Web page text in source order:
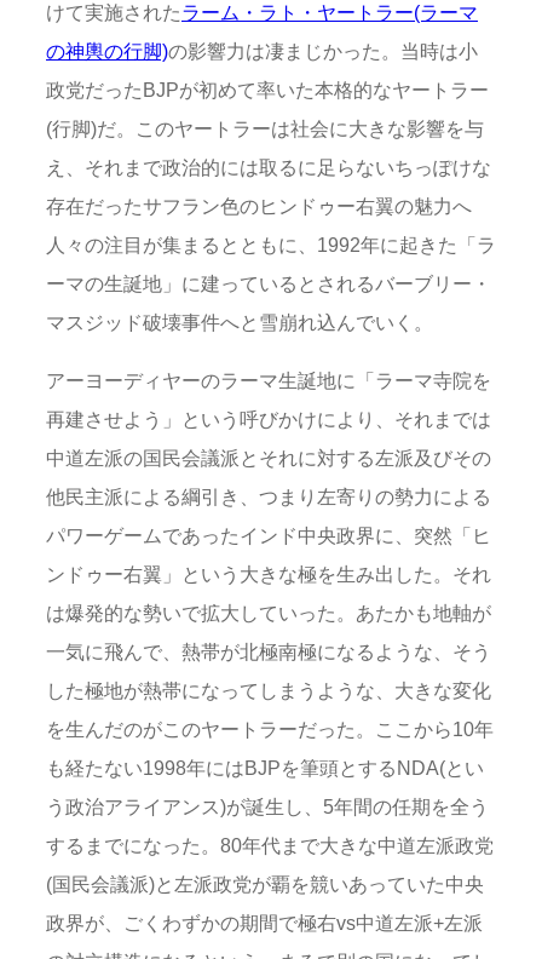
けて実施されたラーム・ラト・ヤートラー(ラーマ
の神輿の行脚)の影響力は凄まじかった。当時は小
政党だったBJPが初めて率いた本格的なヤートラー
(行脚)だ。このヤートラーは社会に大きな影響を与
え、それまで政治的には取るに足らないちっぽけな
存在だったサフラン色のヒンドゥー右翼の魅力へ
人々の注目が集まるとともに、1992年に起きた「ラ
ーマの生誕地」に建っているとされるバーブリー・
マスジッド破壊事件へと雪崩れ込んでいく。
アーヨーディヤーのラーマ生誕地に「ラーマ寺院を
再建させよう」という呼びかけにより、それまでは
中道左派の国民会議派とそれに対する左派及びその
他民主派による綱引き、つまり左寄りの勢力による
パワーゲームであったインド中央政界に、突然「ヒ
ンドゥー右翼」という大きな極を生み出した。それ
は爆発的な勢いで拡大していった。あたかも地軸が
一気に飛んで、熱帯が北極南極になるような、そう
した極地が熱帯になってしまうような、大きな変化
を生んだのがこのヤートラーだった。ここから10年
も経たない1998年にはBJPを筆頭とするNDA(とい
う政治アライアンス)が誕生し、5年間の任期を全う
するまでになった。80年代まで大きな中道左派政党
(国民会議派)と左派政党が覇を競いあっていた中央
政界が、ごくわずかの期間で極右vs中道左派+左派